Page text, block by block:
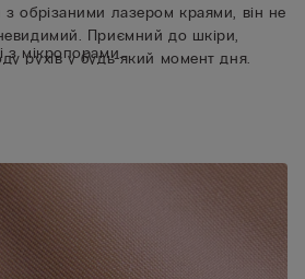
з обрізаними лазером краями, він не
Приємний до шкіри,
рухів у будь-який момент дня.
вкладишами: тонкі й дихаючі,
допомагають їх правильно
напрочуд зручний – новий
полюбите.
з мікропорами
ззаду
S